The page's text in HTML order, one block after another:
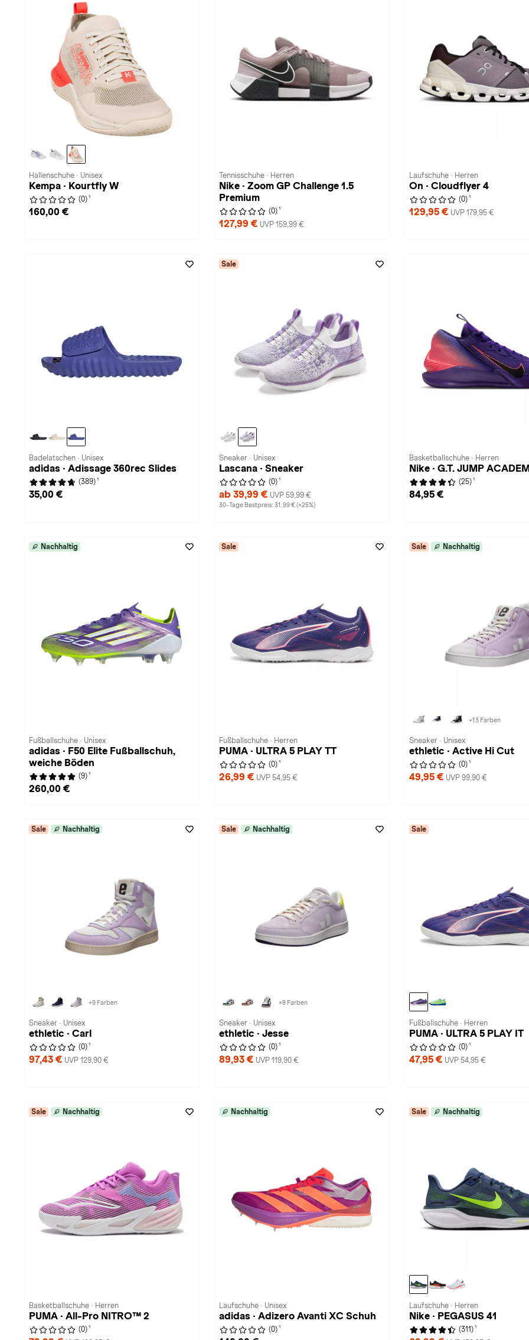
Hallenschuhe · Unisex
Kempa · Kourtfly W
(0) 1
160,00 €
Tennisschuhe · Herren
Nike · Zoom GP Challenge 1.5
Premium
(0) 1
127,99 € UVP 159,99 €
Laufschuhe · Herren
On · Cloudflyer 4
(0) 1
129,95 € UVP 179,95 €
Badelatschen · Unisex
adidas · Adissage 360rec Slides
(389) 1
35,00 €
Sale
Sneaker · Unisex
Lascana · Sneaker
(0) 1
ab 39,99 € UVP 59,99 €
30-Tage Bestpreis: 31,99 € (+25%)
Basketballschuhe · Herren
Nike · G.T. JUMP
(25) 1
84,95 €
Nachhaltig
Fußballschuhe · Unisex
adidas · F50 Elite Fußballschuh,
weiche Böden
(9) 1
260,00 €
Sale
Fußballschuhe · Herren
PUMA · ULTRA 5 PLAY TT
(0) 1
26,99 € UVP 54,95 €
Sale Nachhaltig
+13 Farben
Sneaker · Unisex
ethletic · Active Hi Cut
(0) 1
49,95 € UVP 99,90 €
Sale Nachhaltig
+9 Farben
Sneaker · Unisex
ethletic · Carl
(0) 1
97,43 € UVP 129,90 €
Sale Nachhaltig
+9 Farben
Sneaker · Unisex
ethletic · Jesse
(0) 1
89,93 € UVP 119,90 €
Sale
Fußballschuhe · Herren
PUMA · ULTRA 5 PLAY IT
(0) 1
47,95 € UVP 54,95 €
Sale Nachhaltig
Basketballschuhe · Herren
PUMA · All-Pro NITRO™ 2
(0) 1
Nachhaltig
Laufschuhe · Unisex
adidas · Adizero Avanti XC Schuh
(0) 1
Sale Nachhaltig
Laufschuhe · Herren
Nike · PEGASUS 41
(311) 1